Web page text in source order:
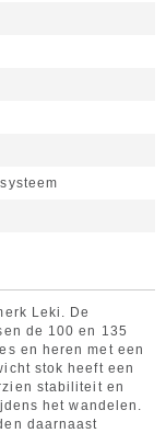
Leki. De
de 100 en 135
en heren met een
stok heeft een
stabiliteit en
het wandelen.
daarnaast